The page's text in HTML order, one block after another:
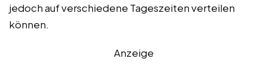
jedoch auf verschiedene Tageszeiten verteilen
können.
Anzeige